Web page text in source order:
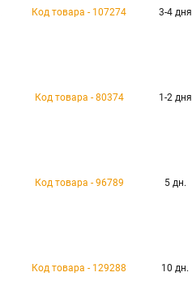
Код товара - 107274 3-4 дня
Код товара - 80374 1-2 дня
Код товара - 96789 5 дн.
Код товара - 129288 10 дн.